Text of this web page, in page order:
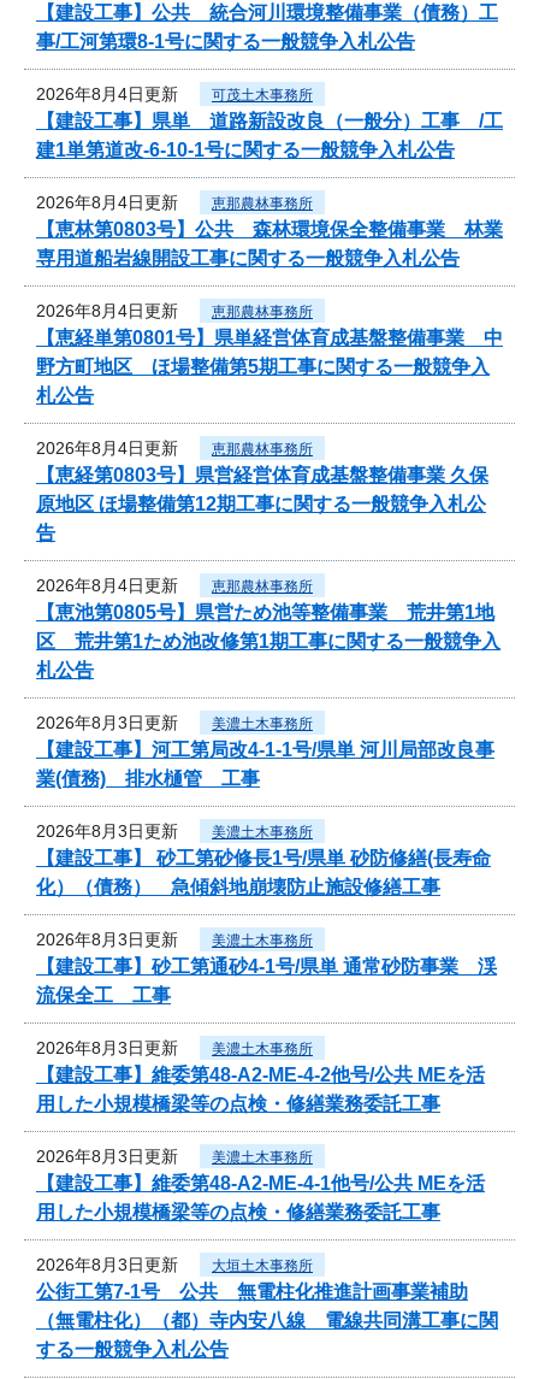
【建設工事】公共 統合河川環境整備事業（債務）工
事/工河第環8-1号に関する一般競争入札公告
2026年8月4日更新 可茂土木事務所
【建設工事】県単 道路新設改良（一般分）工事 /工
建1単第道改-6-10-1号に関する一般競争入札公告
2026年8月4日更新 恵那農林事務所
【恵林第0803号】公共 森林環境保全整備事業 林業
専用道船岩線開設工事に関する一般競争入札公告
2026年8月4日更新 恵那農林事務所
【恵経単第0801号】県単経営体育成基盤整備事業 中
野方町地区 ほ場整備第5期工事に関する一般競争入
札公告
2026年8月4日更新 恵那農林事務所
【恵経第0803号】県営経営体育成基盤整備事業 久保
原地区 ほ場整備第12期工事に関する一般競争入札公
告
2026年8月4日更新 恵那農林事務所
【恵池第0805号】県営ため池等整備事業 荒井第1地
区 荒井第1ため池改修第1期工事に関する一般競争入
札公告
2026年8月3日更新 美濃土木事務所
【建設工事】河工第局改4-1-1号/県単 河川局部改良事
業(債務) 排水樋管 工事
2026年8月3日更新 美濃土木事務所
【建設工事】 砂工第砂修長1号/県単 砂防修繕(長寿命
化）（債務） 急傾斜地崩壊防止施設修繕工事
2026年8月3日更新 美濃土木事務所
【建設工事】砂工第通砂4-1号/県単 通常砂防事業 渓
流保全工 工事
2026年8月3日更新 美濃土木事務所
【建設工事】維委第48-A2-ME-4-2他号/公共 MEを活
用した小規模橋梁等の点検・修繕業務委託工事
2026年8月3日更新 美濃土木事務所
【建設工事】維委第48-A2-ME-4-1他号/公共 MEを活
用した小規模橋梁等の点検・修繕業務委託工事
2026年8月3日更新 大垣土木事務所
公街工第7-1号 公共 無電柱化推進計画事業補助
（無電柱化）（都）寺内安八線 電線共同溝工事に関
する一般競争入札公告